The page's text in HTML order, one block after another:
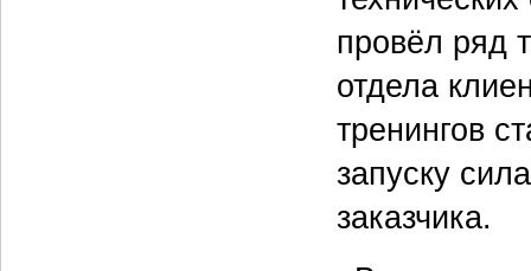
провёл ряд
отдела
тренингов
запуску
заказчика.